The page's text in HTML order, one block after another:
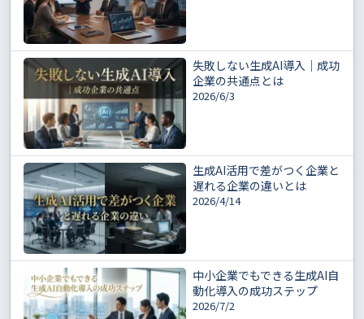
失敗しない生成AI導入｜成功
企業の共通点とは
2026/6/3
生成AI活用で差がつく企業と
遅れる企業の違いとは
2026/4/14
中小企業でもできる生成AI自
動化導入の成功ステップ
2026/7/2